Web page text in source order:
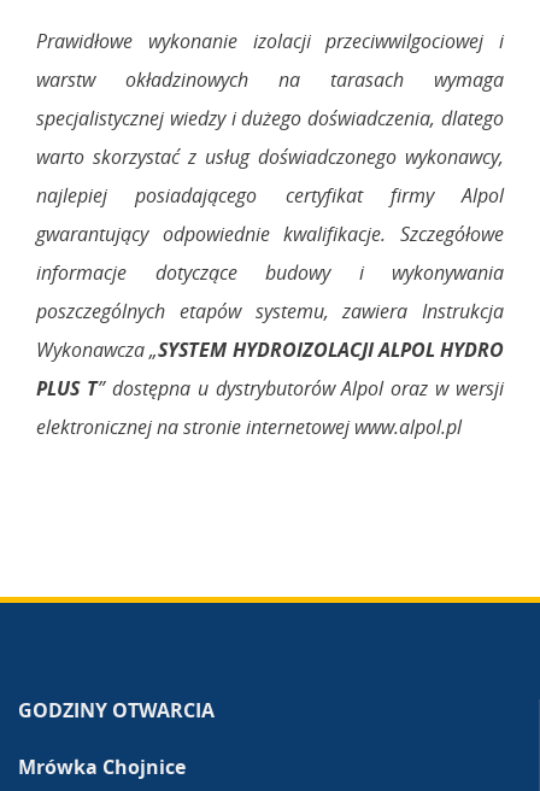
Prawidłowe wykonanie izolacji przeciwwilgociowej i
warstw okładzinowych na tarasach wymaga
specjalistycznej wiedzy i dużego doświadczenia, dlatego
warto skorzystać z usług doświadczonego wykonawcy,
najlepiej posiadającego certyfikat firmy Alpol
gwarantujący odpowiednie kwalifikacje. Szczegółowe
informacje dotyczące budowy i wykonywania
poszczególnych etapów systemu, zawiera Instrukcja
Wykonawcza „SYSTEM HYDROIZOLACJI ALPOL HYDRO
PLUS T” dostępna u dystrybutorów Alpol oraz w wersji
elektronicznej na stronie internetowej www.alpol.pl
GODZINY OTWARCIA
Mrówka Chojnice